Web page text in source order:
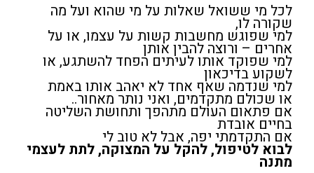
לכל מי ששואל שאלות על מי שהוא ועל מה
שקורה לו,
למי שפוגש מחשבות קשות על עצמו, או על
אחרים – ורוצה להבין אותן
למי שפוקד אותו לעיתים הפחד להשתגע, או
לשקוע בדיכאון
למי שנדמה שאף אחד לא יאהב אותו באמת
או שכולם מתקדמים, ואני נותר מאחור..
אם פתאום העולם מתהפך ותחושת השליטה
בחיים אובדת
אם התקדמתי יפה, אבל לא טוב לי
לבוא לטיפול, להקל על המצוקה, לתת לעצמי
מתנה